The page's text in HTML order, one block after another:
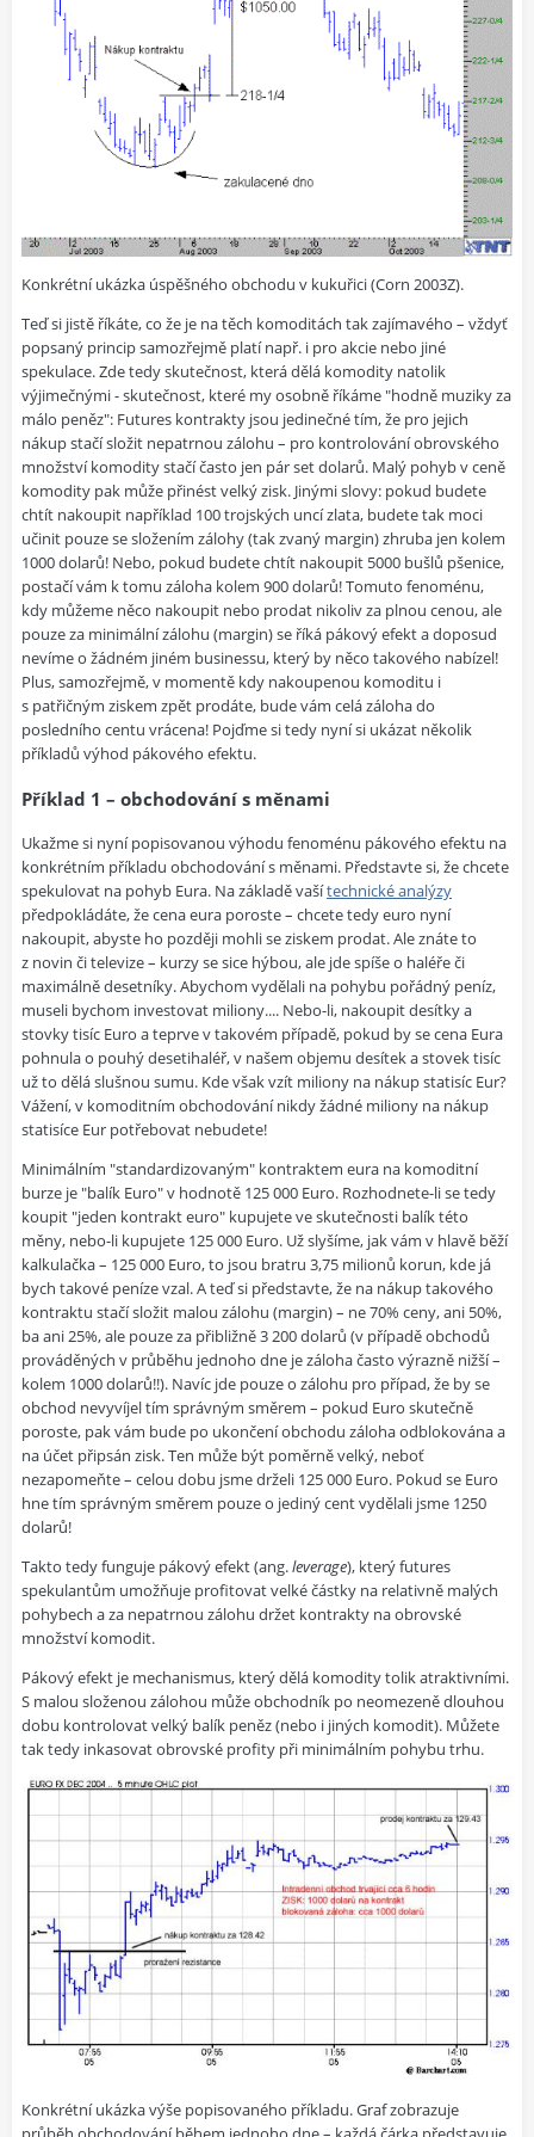
Konkrétní ukázka úspěšného obchodu v kukuřici (Corn 2003Z).
Teď si jistě říkáte, co že je na těch komoditách tak zajímavého – vždyť
popsaný princip samozřejmě platí např. i pro akcie nebo jiné
spekulace. Zde tedy skutečnost, která dělá komodity natolik
výjimečnými - skutečnost, které my osobně říkáme "hodně muziky za
málo peněz": Futures kontrakty jsou jedinečné tím, že pro jejich
nákup stačí složit nepatrnou zálohu – pro kontrolování obrovského
množství komodity stačí často jen pár set dolarů. Malý pohyb v ceně
komodity pak může přinést velký zisk. Jinými slovy: pokud budete
chtít nakoupit například 100 trojských uncí zlata, budete tak moci
učinit pouze se složením zálohy (tak zvaný margin) zhruba jen kolem
1000 dolarů! Nebo, pokud budete chtít nakoupit 5000 bušlů pšenice,
postačí vám k tomu záloha kolem 900 dolarů! Tomuto fenoménu,
kdy můžeme něco nakoupit nebo prodat nikoliv za plnou cenou, ale
pouze za minimální zálohu (margin) se říká pákový efekta doposud
nevíme o žádném jiném businessu, který by něco takového nabízel!
Plus, samozřejmě, v momentě kdy nakoupenou komoditu i
s patřičným ziskem zpět prodáte, bude vám celá záloha do
posledního centu vrácena! Pojďme si tedy nyní si ukázat několik
příkladů výhod pákového efektu.
Příklad 1 – obchodování s měnami
Ukažme si nyní popisovanou výhodu fenoménu pákového efektu na
konkrétním příkladu obchodování s měnami. Představte si, že chcete
spekulovat na pohyb Eura. Na základě vašítechnické analýzy
předpokládáte, že cena eura poroste – chcete tedy euro nyní
nakoupit, abyste ho později mohli se ziskem prodat. Ale znáte to
z novin či televize – kurzy se sice hýbou, ale jde spíše o haléře či
maximálně desetníky. Abychom vydělali na pohybu pořádný peníz,
museli bychom investovat miliony.... Nebo-li, nakoupit desítky a
stovky tisíc Euro a teprve v takovém případě, pokud by se cena Eura
pohnula o pouhý desetihaléř, v našem objemu desítek a stovek tisíc
už to dělá slušnou sumu. Kde však vzít miliony na nákup statisíc Eur?
Vážení, v komoditním obchodování nikdy žádné miliony na nákup
statisíce Eur potřebovat nebudete!
Minimálním "standardizovaným" kontraktem eura na komoditní
burze je "balík Euro" v hodnotě 125 000 Euro. Rozhodnete-li se tedy
koupit "jeden kontrakt euro" kupujete ve skutečnosti balík této
měny, nebo-li kupujete 125 000 Euro. Už slyšíme, jak vám v hlavě běží
kalkulačka – 125 000 Euro, to jsou bratru 3,75 milionů korun, kde já
bych takové peníze vzal. A teď si představte, že na nákup takového
kontraktu stačí složit malou zálohu (margin) – ne 70% ceny, ani 50%,
ba ani 25%, ale pouze za přibližně 3 200 dolarů (v případě obchodů
prováděných v průběhu jednoho dne je záloha často výrazně nižší –
kolem 1000 dolarů!!). Navíc jde pouze o zálohu pro případ, že by se
obchod nevyvíjel tím správným směrem – pokud Euro skutečně
poroste, pak vám bude po ukončení obchodu záloha odblokována a
na účet připsán zisk. Ten může být poměrně velký, neboť
nezapomeňte – celou dobu jsme drželi 125 000 Euro. Pokud se Euro
hne tím správným směrem pouze o jediný cent vydělali jsme 1250
dolarů!
Takto tedy funguje pákový efekt(ang.leverage), který futures
spekulantům umožňuje profitovat velké částky na relativně malých
pohybech a za nepatrnou zálohu držet kontrakty na obrovské
množství komodit.
Pákový efekt je mechanismus, který dělá komodity tolik atraktivními.
S malou složenou zálohou může obchodník po neomezeně dlouhou
dobu kontrolovat velký balík peněz (nebo i jiných komodit). Můžete
tak tedy inkasovat obrovské profity při minimálním pohybu trhu.
Konkrétní ukázka výše popisovaného příkladu. Graf zobrazuje